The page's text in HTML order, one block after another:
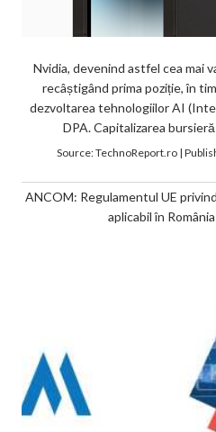
Nvidia, devenind astfel cea mai
recâștigând prima poziție, în
dezvoltarea tehnologiilor AI
DPA. Capitalizarea
Source:TechnoReport.ro|
ANCOM: Regulamentul UE
aplicabil în